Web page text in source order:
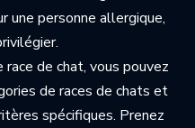
une personne allergique,
de chat, vous pouvez
de races de chats et
spécifiques. Prenez